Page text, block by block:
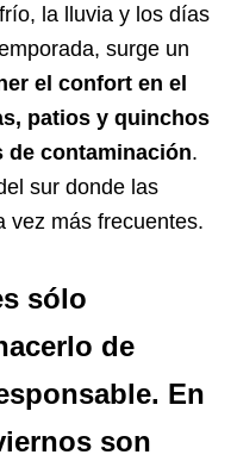
la lluvia y los días
surge un
el confort en el
patios y quinchos
contaminación.
sur donde las
vez más frecuentes.
sólo
de
En
son